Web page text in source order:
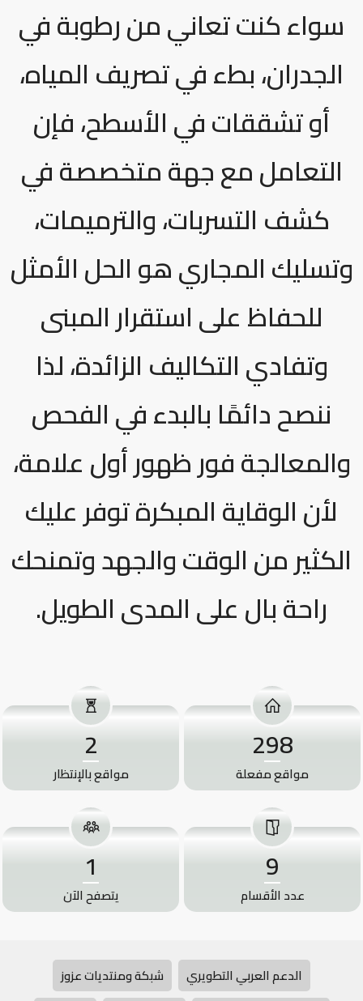
سواء كنت تعاني من رطوبة في
الجدران، بطء في تصريف المياه،
أو تشققات في الأسطح، فإن
التعامل مع جهة متخصصة في
كشف التسربات، والترميمات،
وتسليك المجاري هو الحل الأمثل
للحفاظ على استقرار المبنى
وتفادي التكاليف الزائدة، لذا
ننصح دائمًا بالبدء في الفحص
والمعالجة فور ظهور أول علامة،
لأن الوقاية المبكرة توفر عليك
الكثير من الوقت والجهد وتمنحك
راحة بال على المدى الطويل.
298
مواقع مفعلة
2
مواقع بالإنتظار
9
عدد الأقسام
1
يتصفح الآن
الدعم العربي التطويري شبكة ومنتديات عزوز